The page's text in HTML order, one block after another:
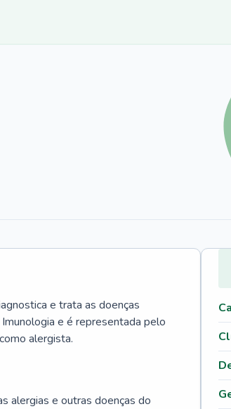
e trata as doenças
e é representada pelo
alergista.
alergias e outras doenças do